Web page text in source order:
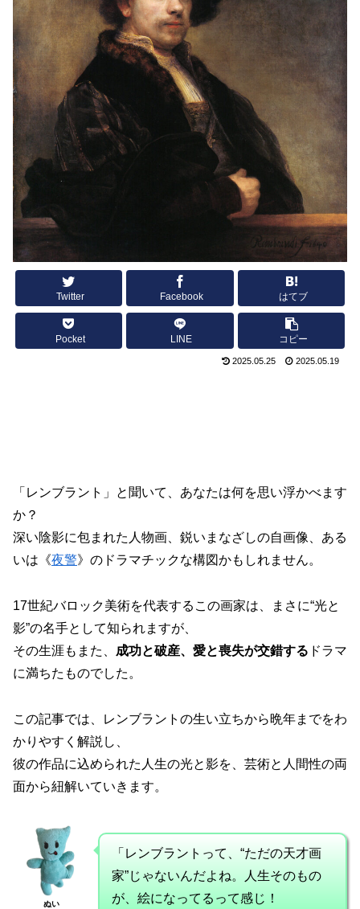
Twitter Facebook はてブ
Pocket LINE コピー
2025.05.25 2025.05.19
「レンブラント」と聞いて、あなたは何を思い浮かべます
か？
深い陰影に包まれた人物画、鋭いまなざしの自画像、ある
いは《夜警》のドラマチックな構図かもしれません。
17世紀バロック美術を代表するこの画家は、まさに“光と
影”の名手として知られますが、
その生涯もまた、 成功と破産、愛と喪失が交錯する ドラマ
に満ちたものでした。
この記事では、レンブラントの生い立ちから晩年までをわ
かりやすく解説し、
彼の作品に込められた人生の光と影を、芸術と人間性の両
面から紐解いていきます。
ぬい
「レンブラントって、“ただの天才画
家”じゃないんだよね。人生そのもの
が、絵になってるって感じ！